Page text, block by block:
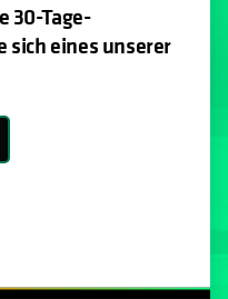
30-Tage-
sich eines unserer